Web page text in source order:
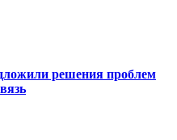
решения проблем